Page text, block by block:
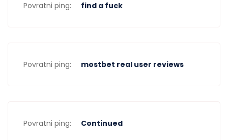
Povratni ping: find a fuck
Povratni ping: mostbet real user reviews
Povratni ping: Continued